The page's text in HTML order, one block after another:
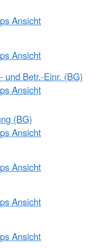
Ansicht
Ansicht
und Betr.-Einr. (BG)
Ansicht
(BG)
Ansicht
Ansicht
Ansicht
Ansicht